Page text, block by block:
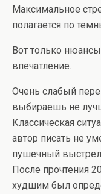
Максимальное
полагается по
Вот только
впечатление.
Очень слабый
выбираешь не
Классическая
автор писать не
пушечный выстрел
После прочтения
худшим был